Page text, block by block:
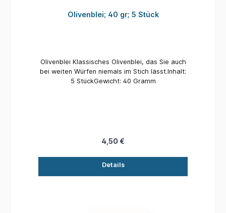
Olivenblei; 40 gr; 5 Stück
Olivenblei Klassisches Olivenblei, das Sie auch
bei weiten Würfen niemals im Stich lässt.Inhalt:
5 StückGewicht: 40 Gramm
4,50 €
Details